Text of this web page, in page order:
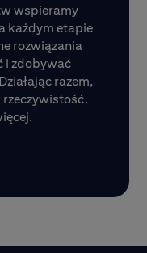
wspieramy
każdym etapie
rozwiązania
i zdobywać
razem,
rzeczywistość.